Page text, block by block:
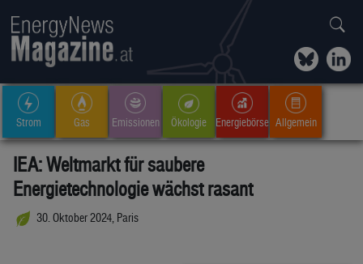
Strom Gas Emissionen Ökologie Energiebörse Allgemein
IEA: Weltmarkt für saubere
Energietechnologie wächst rasant
30. Oktober 2024, Paris